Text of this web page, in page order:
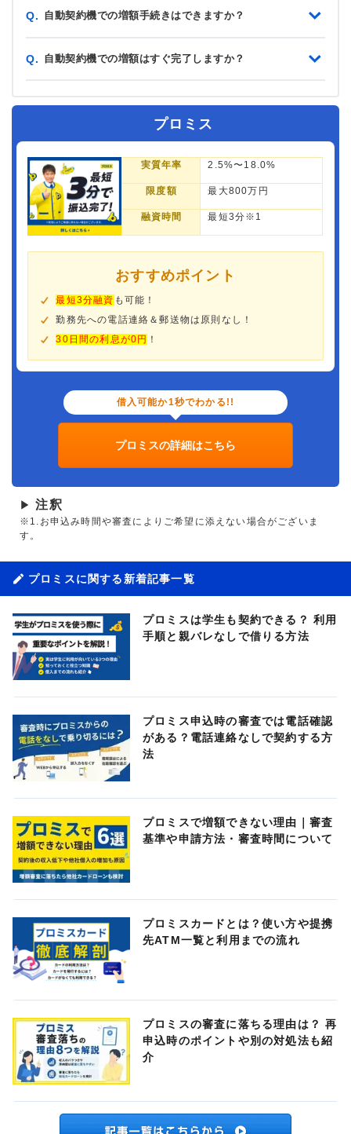
Q. 自動契約機での増額手続きはできますか？
Q. 自動契約機での増額はすぐ完了しますか？
プロミス
実質年率 2.5%〜18.0%
限度額 最大800万円
融資時間 最短3分※1
おすすめポイント
最短3分融資 も可能！
勤務先への電話連絡＆郵送物は原則なし！
30日間の利息が0円 ！
借入可能か1秒でわかる!!
プロミスの詳細はこちら
▶ 注釈
※1.お申込み時間や審査によりご希望に添えない場合がございま
す。
プロミスに関する新着記事一覧
プロミスは学生も契約できる？ 利用
手順と親バレなしで借りる方法
プロミス申込時の審査では電話確認
がある？電話連絡なしで契約する方
法
プロミスで増額できない理由｜審査
基準や申請方法・審査時間について
プロミスカードとは？使い方や提携
先ATM一覧と利用までの流れ
プロミスの審査に落ちる理由は？ 再
申込時のポイントや別の対処法も紹
介